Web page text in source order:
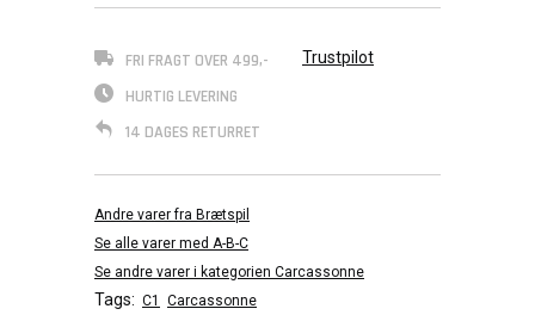
FRI FRAGT OVER 499,-
HURTIG LEVERING
14 DAGES RETURRET
Trustpilot
Andre varer fra Brætspil
Se alle varer med A-B-C
Se andre varer i kategorien Carcassonne
Tags: C1 Carcassonne